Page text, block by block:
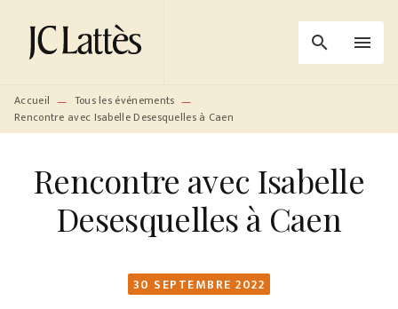
MENU RECHERCHE
PIED DE PAGE
search menu
Accueil — Tous les événements —
Rencontre avec Isabelle Desesquelles à Caen
Rencontre avec Isabelle
Desesquelles à Caen
30 SEPTEMBRE 2022